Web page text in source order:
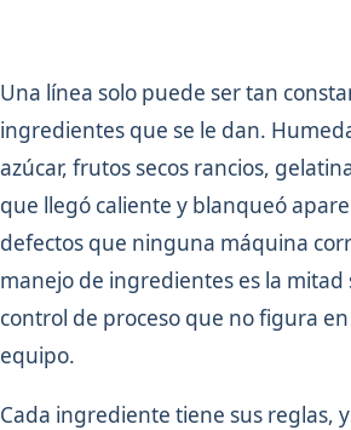
Una línea solo puede ser tan
ingredientes que se le dan.
azúcar, frutos secos rancios,
que llegó caliente y blanqueó
defectos que ninguna máquina
manejo de ingredientes es la mitad
control de proceso que no figura
equipo.
Cada ingrediente tiene sus reglas,